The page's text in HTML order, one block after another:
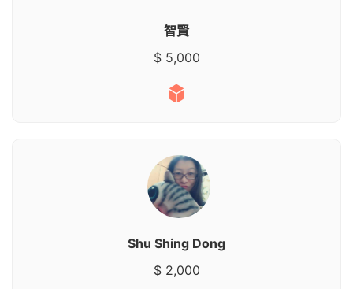
智賢
$ 5,000
Shu Shing Dong
$ 2,000